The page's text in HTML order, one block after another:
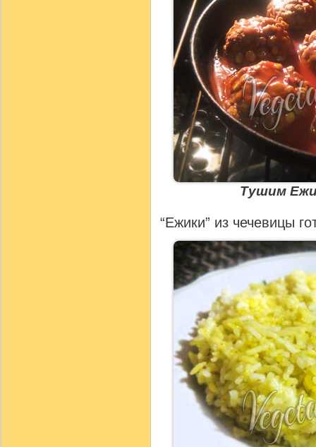
Тушим
“Ежики” из чечевицы